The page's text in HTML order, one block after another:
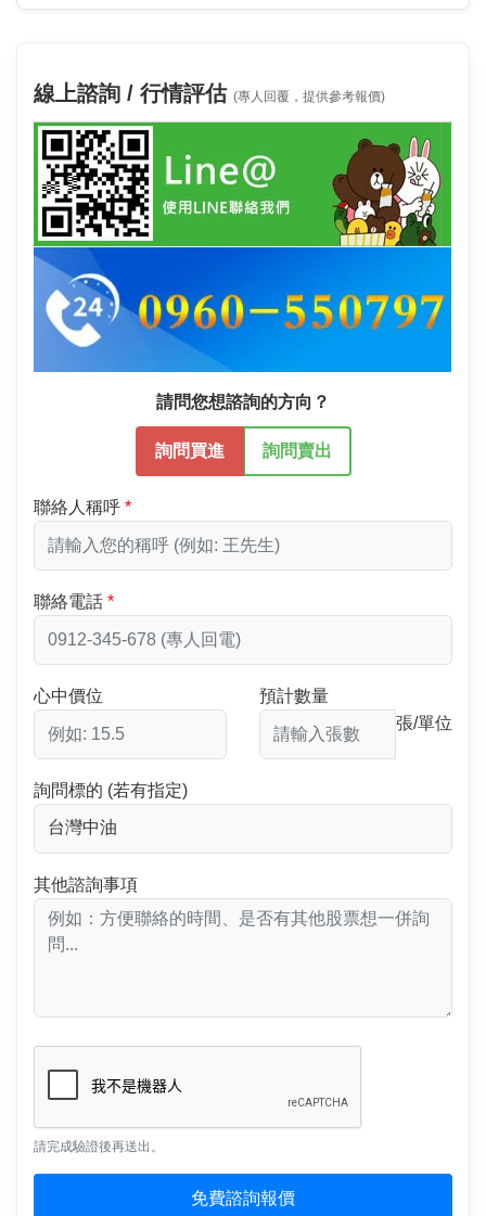
線上諮詢 / 行情評估 (專人回覆，提供參考報價)
請問您想諮詢的方向？
詢問買進 詢問賣出
聯絡人稱呼
聯絡電話
心中價位
預計數量
張/單位
詢問標的 (若有指定)
其他諮詢事項
請完成驗證後再送出。
免費諮詢報價